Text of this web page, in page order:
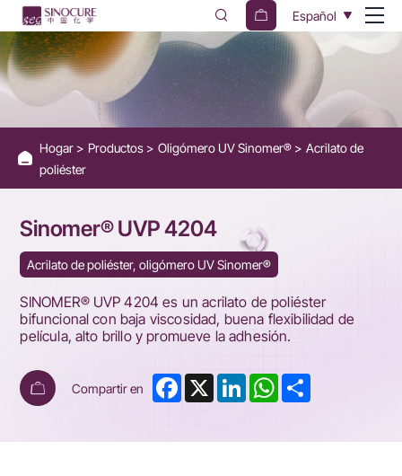
UVP4204
-
Flexible
Polyester
Acrylate
for
Paper
Varnish
Wood
Primer
Español
Hogar Productos Oligómero UV Sinomer®
Acrilato de
poliéster
Sinomer® UVP 4204
Acrilato de poliéster, oligómero UV Sinomer®
SINOMER® UVP 4204 es un acrilato de poliéster
bifuncional con baja viscosidad, buena flexibilidad de
película, alto brillo y promueve la adhesión.
Compartir en Facebook
X LinkedInWhatsApp